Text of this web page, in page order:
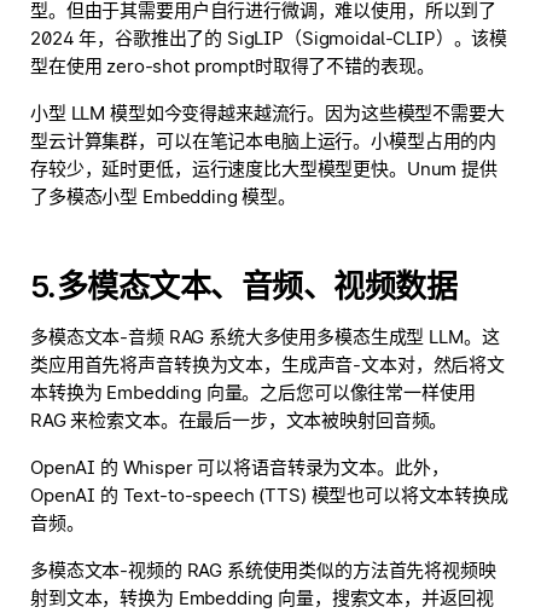
型。但由于其需要用户自行进行微调，难以使用，所以到了
2024 年，谷歌推出了的 SigLIP（Sigmoidal-CLIP）。该模
型在使用 zero-shot prompt时取得了不错的表现。
小型 LLM 模型如今变得越来越流行。因为这些模型不需要大
型云计算集群，可以在笔记本电脑上运行。小模型占用的内
存较少，延时更低，运行速度比大型模型更快。Unum 提供
了多模态小型 Embedding 模型。
5.多模态文本、音频、视频数据
多模态文本-音频 RAG 系统大多使用多模态生成型 LLM。这
类应用首先将声音转换为文本，生成声音-文本对，然后将文
本转换为 Embedding 向量。之后您可以像往常一样使用
RAG 来检索文本。在最后一步，文本被映射回音频。
OpenAI 的 Whisper 可以将语音转录为文本。此外，
OpenAI 的 Text-to-speech (TTS) 模型也可以将文本转换成
音频。
多模态文本-视频的 RAG 系统使用类似的方法首先将视频映
射到文本，转换为 Embedding 向量，搜索文本，并返回视